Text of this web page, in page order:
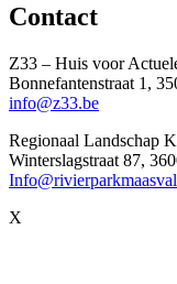
Contact
Z33 – Huis voor
Bonnefantenstraat 1,
info@z33.be
Regionaal Landschap
Winterslagstraat 87,
X